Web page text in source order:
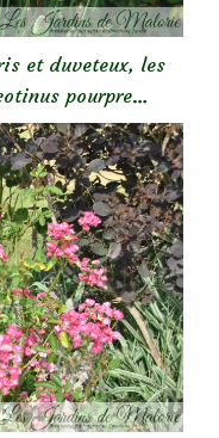
et duveteux, les
pourpre…